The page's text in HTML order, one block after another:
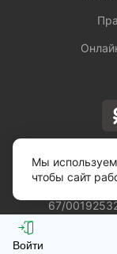
Войти
67/
Мы
чтобы сайт